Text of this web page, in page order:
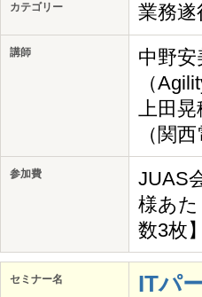
カテゴリー 業務
講師
中野安
（
上田晃
（関
参加費
JUAS
様あ
数3枚】
セミナー名
ITパ